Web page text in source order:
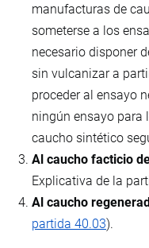
manufacturas de
someterse a los
necesario disponer
sin vulcanizar a
proceder al ensayo
ningún ensayo para
caucho sintético
Al caucho facticio
Explicativa de la
Al caucho
partida 40.03).